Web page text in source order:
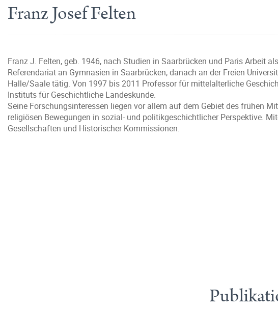
Franz Josef Felten
Franz J. Felten, geb. 1946, nach Studien in Saarbrücken und Paris Arbeit
Referendariat an Gymnasien in Saarbrücken, danach an der Freien
Halle/Saale tätig. Von 1997 bis 2011 Professor für mittelalterliche
Instituts für Geschichtliche Landeskunde.
Seine Forschungsinteressen liegen vor allem auf dem Gebiet des frühen
religiösen Bewegungen in sozial- und politikgeschichtlicher Perspektive.
Gesellschaften und Historischer Kommissionen.